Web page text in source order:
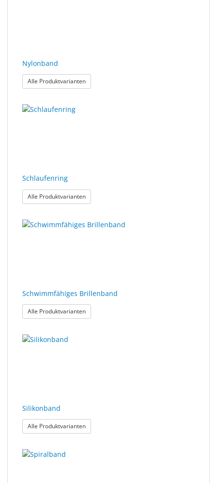
Nylonband
Alle Produktvarianten: Nylonband
Schlaufenring
Alle Produktvarianten: Schlaufenring
Schwimmfähiges Brillenband
Alle Produktvarianten: Schwimmfähiges Brillenband
Silikonband
Alle Produktvarianten: Silikonband